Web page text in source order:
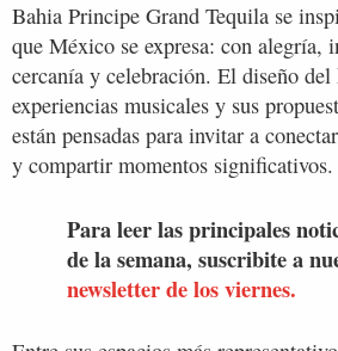
Bahia Principe Grand Tequila se
que México se expresa: con alegría,
cercanía y celebración. El diseño
experiencias musicales y sus
están pensadas para invitar a
y compartir momentos significativos.
Para leer las principales
de la semana, suscribite a
newsletter de los viernes.